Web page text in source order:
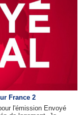
France 2
l'émission Envoyé